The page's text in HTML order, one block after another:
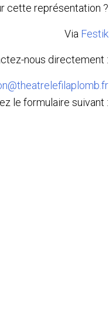
cette représentation ?
Via Festik
nous directement :
le formulaire suivant :